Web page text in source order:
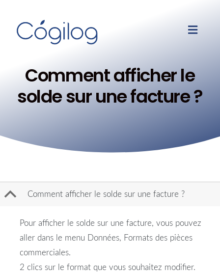
Comment afficher le
solde sur une facture ?
B Comment afficher le solde sur une facture ?
Pour afficher le solde sur une facture, vous pouvez
aller dans le menu Données, Formats des pièces
commerciales.
2 clics sur le format que vous souhaitez modifier.